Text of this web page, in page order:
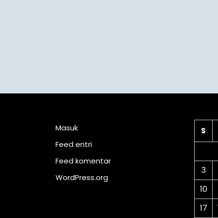
Masuk
Feed entri
Feed komentar
WordPress.org
S
3
10
17